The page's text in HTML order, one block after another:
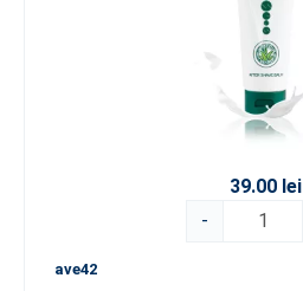
39.00 lei
-
ave42